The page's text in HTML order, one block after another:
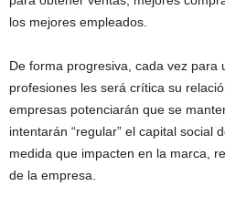
los mejores empleados.
De forma progresiva, cada vez para
profesiones les será crítica su
empresas potenciarán que se
intentarán “regular” el capital social
medida que impacten en la marca,
de la empresa.